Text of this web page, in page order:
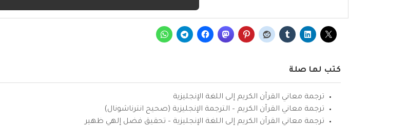
كتب لها صلة
ترجمة معاني القرآن الكريم إلى اللغة الإنجليزية
ترجمة معاني القرآن الكريم – الترجمة الإنجليزية (صحيح انترناشونال)
ترجمة معاني القرآن الكريم إلى اللغة الإنجليزية – تحقيق فضل إلهي ظهير